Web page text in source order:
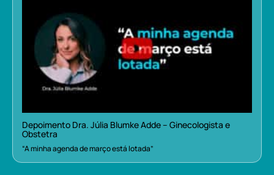
Depoimento Dra. Júlia Blumke Adde – Ginecologista e
Obstetra
“A minha agenda de março está lotada”